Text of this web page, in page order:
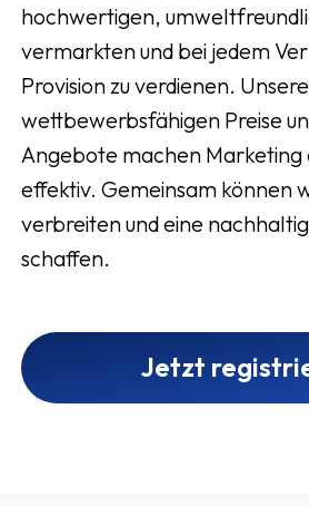
hochwertigen,
vermarkten und bei jedem
Provision zu verdienen. Unsere
wettbewerbsfähigen Preise
Angebote machen Marketing
effektiv. Gemeinsam können
verbreiten und eine
schaffen.
Jetzt